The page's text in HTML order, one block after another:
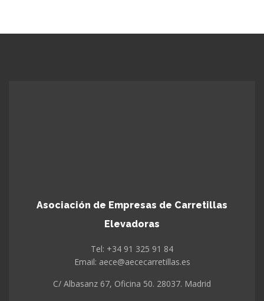
Asociación de Empresas de Carretillas
Elevadoras
Tel: +34 91 325 91 84
Email: aece@aececarretillas.es
C/ Albasanz 67, Oficina 50. 28037. Madrid